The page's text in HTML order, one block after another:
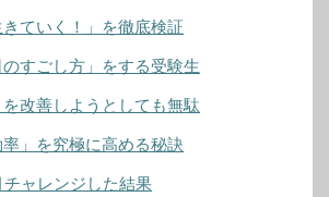
きていく！」を徹底検証
すごし方」をする受験生
を改善しようとしても無駄
率」を究極に高める秘訣
ャレンジした結果